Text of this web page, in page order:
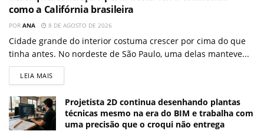
como a Califórnia brasileira
POR ANA 8 DE AGOSTO DE 2026
Cidade grande do interior costuma crescer por cima do que
tinha antes. No nordeste de São Paulo, uma delas manteve...
LEIA MAIS
Projetista 2D continua desenhando plantas
técnicas mesmo na era do BIM e trabalha com
uma precisão que o croqui não entrega